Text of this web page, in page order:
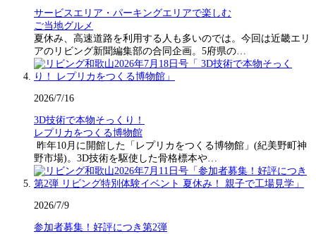
サービスエリア・パーキングエリアで楽しむ
ご当地グルメ
夏休み、高速道路を利用する人も多いのでは。今回は近畿エリ
アのリビング新聞編集部の合同企画。5府県の…
2026/7/16
3D技術で本物そっくり！
レプリカをつくる博物館
昨年10月に開館した「レプリカをつくる博物館」(紀美野町神
野市場)。3D技術を駆使した骨格標本や…
2026/7/9
参加者募集！好評につき第2弾